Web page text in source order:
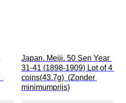
Japan. Meiji. 50 Sen Year
31-41 (1898-1909) Lot of 4
coins(43.7g)  (Zonder
minimumprijs)